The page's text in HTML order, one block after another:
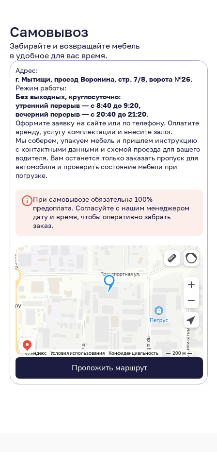
Самовывоз
Забирайте и возвращайте мебель
в удобное для вас время.
Адрес:
г. Мытищи, проезд Воронина, стр. 7/8, ворота №26.
Режим работы:
Без выходных, круглосуточно:
утренний перерыв ― с 8:40 до 9:20,
вечерний перерыв ― с 20:40 до 21:20.
Оформите заявку на сайте или по телефону. Оплатите
аренду, услугу комплектации и внесите залог.
Мы соберем, упакуем мебель и пришлем инструкцию
с контактными данными и схемой проезда для вашего
водителя. Вам останется только заказать пропуск для
автомобиля и проверить состояние мебели при
погрузке.
При самовывозе обязательна 100%
предоплата. Согласуйте с нашим менеджером
дату и время, чтобы оперативно забрать
заказ.
Проложить маршрут